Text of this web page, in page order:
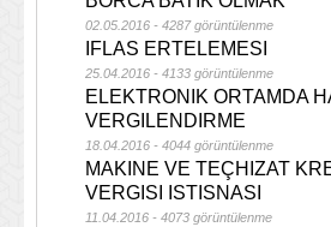
02.05.2016 - 4287 görüntülenme
IFLAS ERTELEMESI
25.04.2016 - 4133 görüntülenme
ELEKTRONIK ORTAMDA
VERGILENDIRME
18.04.2016 - 4044 görüntülenme
MAKINE VE TEÇHIZAT
VERGISI ISTISNASI
11.04.2016 - 4073 görüntülenme